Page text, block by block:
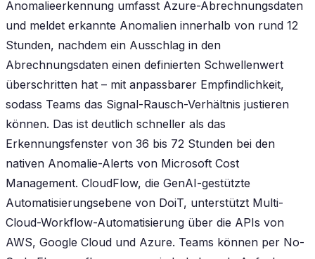
Anomalieerkennung umfasst Azure-Abrechnungsdaten
und meldet erkannte Anomalien innerhalb von rund 12
Stunden, nachdem ein Ausschlag in den
Abrechnungsdaten einen definierten Schwellenwert
überschritten hat – mit anpassbarer Empfindlichkeit,
sodass Teams das Signal-Rausch-Verhältnis justieren
können. Das ist deutlich schneller als das
Erkennungsfenster von 36 bis 72 Stunden bei den
nativen Anomalie-Alerts von Microsoft Cost
Management. CloudFlow, die GenAI-gestützte
Automatisierungsebene von DoiT, unterstützt Multi-
Cloud-Workflow-Automatisierung über die APIs von
AWS, Google Cloud und Azure. Teams können per No-